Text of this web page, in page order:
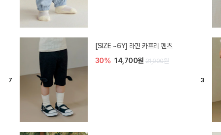
[SIZE ~6Y] 라핀 카프리 팬츠
30% 14,700원 21,000원